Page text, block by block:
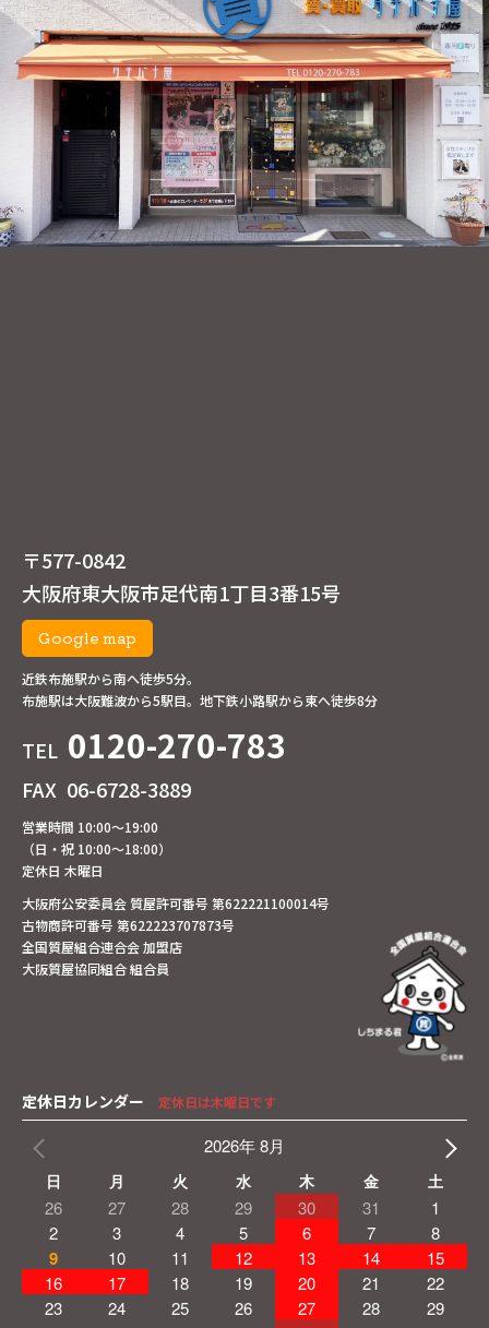
〒577-0842
大阪府東大阪市足代南1丁目3番15号
Google map
近鉄布施駅から南へ徒歩5分。
布施駅は大阪難波から5駅目。地下鉄小路駅から東へ徒歩8分
TEL 0120-270-783
FAX 06-6728-3889
営業時間 10:00～19:00
（日・祝 10:00～18:00）
定休日 木曜日
大阪府公安委員会 質屋許可番号 第622221100014号
古物商許可番号 第622223707873号
全国質屋組合連合会 加盟店
大阪質屋協同組合 組合員
定休日カレンダー 定休日は木曜日です
2026年 8月
日 月 火 水 木 金 土
26 27 28 29 30 31
1
2
3 4 5 6 7 8
9 10 11 12 13 14
15
16
17 18 19 20 21
22
23
24 25 26 27 28
29